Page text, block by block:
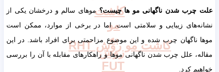
کاشت مو روش RHT
کاشت
مو
به
روش
FUT
علت چرب شدن ناگهانی مو ها چیست؟موهای سالم و درخشان یکی از
نشانه‌های زیبایی و سلامتی است. اما در برخی از موارد، ممکن است
موها ناگهان چرب شده و این موضوع مزاحمتی برای افراد باشد. در این
مقاله، علل چرب شدن ناگهانی موها و راهکارهای مقابله با آن را بررسی
خواهیم کرد.